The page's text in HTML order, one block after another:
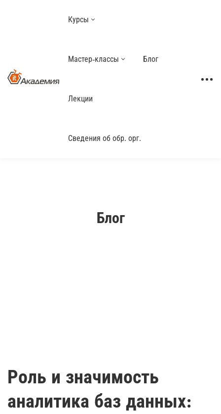
Курсы
Мастер-классы Блог
Лекции
Сведения об обр. орг.
Блог
Роль и значимость
аналитика баз данных: